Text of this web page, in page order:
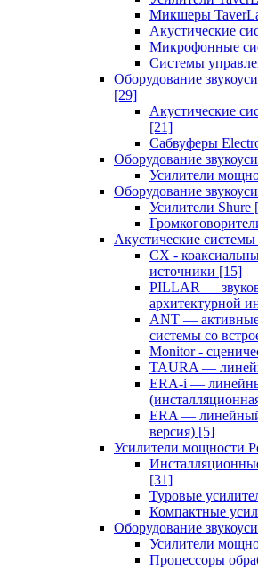
Микшеры
Акустические
Микрофонные
Системы
Оборудование
[29]
Акустические
[21]
Сабвуферы
Оборудование
Усилители
Оборудование
Усилители Shure
Акустические
CX -
источники [15]
PILLAR —
архитектурной
ANT — активные
системы со
Monitor -
TAURA —
ERA-i —
ERA — линейный
версия) [5]
Усилители мощности
[31]
Туровые
Компактные
Оборудование
Усилители
Процессоры